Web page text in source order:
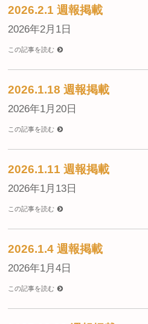
2026.2.1 週報掲載
2026年2月1日
この記事を読む
2026.1.18 週報掲載
2026年1月20日
この記事を読む
2026.1.11 週報掲載
2026年1月13日
この記事を読む
2026.1.4 週報掲載
2026年1月4日
この記事を読む